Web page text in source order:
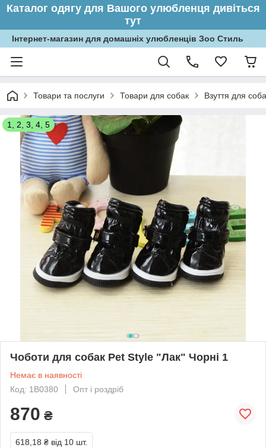
Каталог одягу для Вашого улюбленця дивіться
тут
Інтернет-магазин для домашніх улюбленців Зоо Стиль
Товари та послуги Товари для собак Взуття для
1, 2, 3, 4, 5
Чоботи для собак Pet Style "Лак" Чорні 1
Немає в наявності
Код: 1B0380
Опт і роздріб
870 ₴
618,18 ₴ від 10 шт.